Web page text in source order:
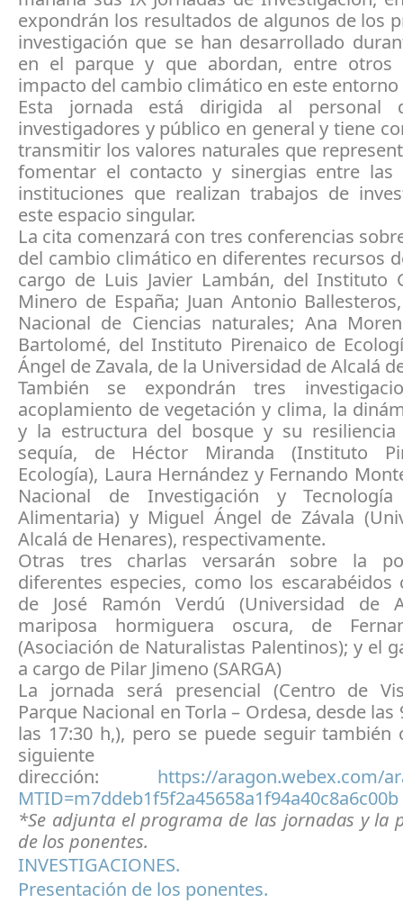
expondrán los resultados de algunos de los
investigación que se han desarrollado
en el parque y que abordan, entre otros
impacto del cambio climático en este
Esta jornada está dirigida al personal
investigadores y público en general y tiene
transmitir los valores naturales que
fomentar el contacto y sinergias entre las
instituciones que realizan trabajos de
este espacio singular.
La cita comenzará con tres conferencias
del cambio climático en diferentes recursos
cargo de Luis Javier Lambán, del Instituto
Minero de España; Juan Antonio
Nacional de Ciencias naturales; Ana
Bartolomé, del Instituto Pirenaico de
Ángel de Zavala, de la Universidad de Alcalá
También se expondrán tres
acoplamiento de vegetación y clima, la
y la estructura del bosque y su
sequía, de Héctor Miranda (Instituto
Ecología), Laura Hernández y Fernando
Nacional de Investigación y
Alimentaria) y Miguel Ángel de Závala
Alcalá de Henares), respectivamente.
Otras tres charlas versarán sobre la
diferentes especies, como los escarabéidos
de José Ramón Verdú (Universidad de
mariposa hormiguera oscura, de
(Asociación de Naturalistas Palentinos); y el
a cargo de Pilar Jimeno (SARGA)
La jornada será presencial (Centro de
Parque Nacional en Torla – Ordesa, desde las
las 17:30 h,), pero se puede seguir también
siguiente
dirección: https://aragon.webex.com/
*Se adjunta el programa de las jornadas y la
de los ponentes.
INVESTIGACIONES.
Presentación de los ponentes.